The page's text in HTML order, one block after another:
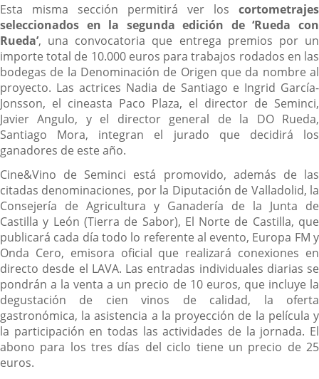
Esta misma sección permitirá ver los cortometrajes
seleccionados en la segunda edición de ‘Rueda con
Rueda’, una convocatoria que entrega premios por un
importe total de 10.000 euros para trabajos rodados en las
bodegas de la Denominación de Origen que da nombre al
proyecto. Las actrices Nadia de Santiago e Ingrid García-
Jonsson, el cineasta Paco Plaza, el director de Seminci,
Javier Angulo, y el director general de la DO Rueda,
Santiago Mora, integran el jurado que decidirá los
ganadores de este año.
Cine&Vino de Seminci está promovido, además de las
citadas denominaciones, por la Diputación de Valladolid, la
Consejería de Agricultura y Ganadería de la Junta de
Castilla y León (Tierra de Sabor), El Norte de Castilla, que
publicará cada día todo lo referente al evento, Europa FM y
Onda Cero, emisora oficial que realizará conexiones en
directo desde el LAVA. Las entradas individuales diarias se
pondrán a la venta a un precio de 10 euros, que incluye la
degustación de cien vinos de calidad, la oferta
gastronómica, la asistencia a la proyección de la película y
la participación en todas las actividades de la jornada. El
abono para los tres días del ciclo tiene un precio de 25
euros.